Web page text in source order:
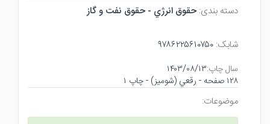
دسته بندی: حقوق انرژي - حقوق نفت و گاز
شابک: ۹۷۸۶۲۲۵۶۱۰۷۵۰
سال چاپ:۱۴۰۳/۰۸/۱۳
۱۲۸ صفحه - رقعي (شوميز) - چاپ ۱
موضوعات: